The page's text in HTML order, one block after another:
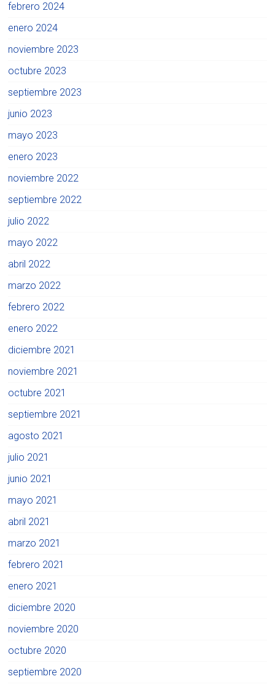
febrero 2024
enero 2024
noviembre 2023
octubre 2023
septiembre 2023
junio 2023
mayo 2023
enero 2023
noviembre 2022
septiembre 2022
julio 2022
mayo 2022
abril 2022
marzo 2022
febrero 2022
enero 2022
diciembre 2021
noviembre 2021
octubre 2021
septiembre 2021
agosto 2021
julio 2021
junio 2021
mayo 2021
abril 2021
marzo 2021
febrero 2021
enero 2021
diciembre 2020
noviembre 2020
octubre 2020
septiembre 2020